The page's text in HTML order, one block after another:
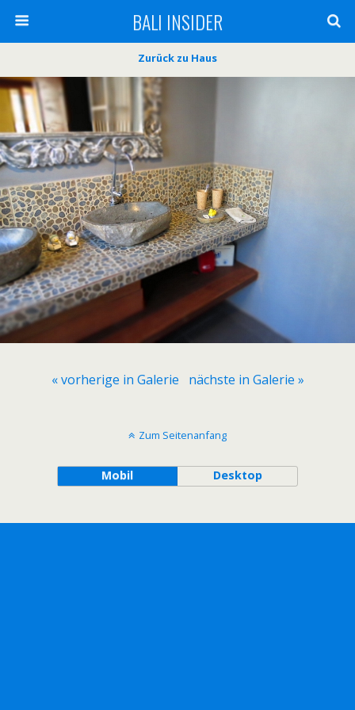
BALI INSIDER
Zurück zu Haus
« vorherige in Galerie nächste in Galerie »
Zum Seitenanfang
Mobil Desktop